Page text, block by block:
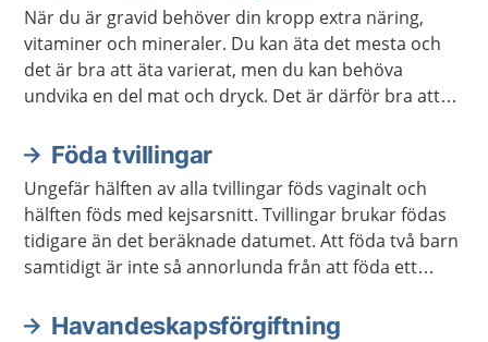
När du är gravid behöver din kropp extra näring,
vitaminer och mineraler. Du kan äta det mesta och
det är bra att äta varierat, men du kan behöva
undvika en del mat och dryck. Det är därför bra att
Föda tvillingar
Ungefär hälften av alla tvillingar föds vaginalt och
hälften föds med kejsarsnitt. Tvillingar brukar födas
tidigare än det beräknade datumet. Att föda två barn
samtidigt är inte så annorlunda från att föda ett
smärta.
Havandeskapsförgiftning